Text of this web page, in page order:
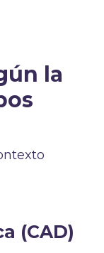
la
(CAD)